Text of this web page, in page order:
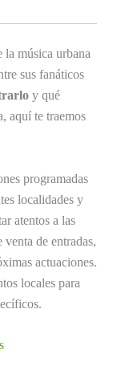
la música urbana
sus fanáticos
y qué
aquí te traemos
programadas
localidades y
atentos a las
venta de entradas,
actuaciones.
locales para